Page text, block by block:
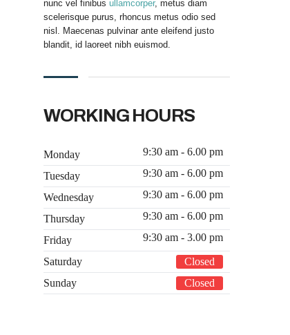
nunc vel finibus ullamcorper, metus diam
scelerisque purus, rhoncus metus odio sed
nisl. Maecenas pulvinar ante eleifend justo
blandit, id laoreet nibh euismod.
WORKING HOURS
Monday 9:30 am - 6.00 pm
Tuesday 9:30 am - 6.00 pm
Wednesday 9:30 am - 6.00 pm
Thursday 9:30 am - 6.00 pm
Friday 9:30 am - 3.00 pm
Saturday
Closed
Sunday
Closed